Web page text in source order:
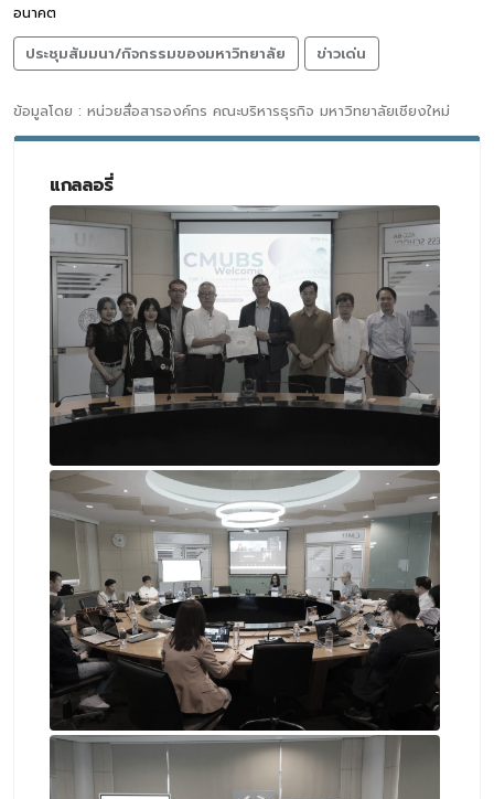
อนาคต
ประชุมสัมมนา/กิจกรรมของมหาวิทยาลัย
ข่าวเด่น
ข้อมูลโดย : หน่วยสื่อสารองค์กร คณะบริหารธุรกิจ มหาวิทยาลัยเชียงใหม่
แกลลอรี่